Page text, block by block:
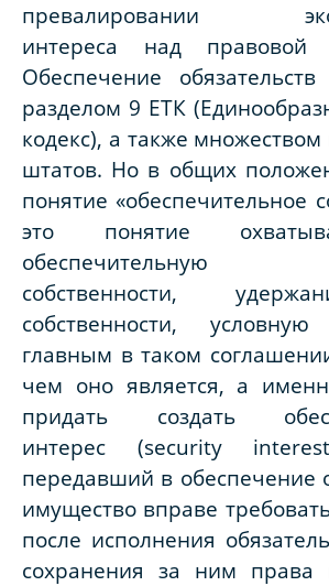
превалировании
интереса над
Обеспечение обязательств
разделом 9 ЕТК
кодекс), а также
штатов. Но в общих
понятие «обеспечительное
это понятие
обеспечительную
собственности,
собственности,
главным в таком
чем оно является, а
придать создать
интерес (security
передавший в обеспечение
имущество вправе
после исполнения
сохранения за ним права